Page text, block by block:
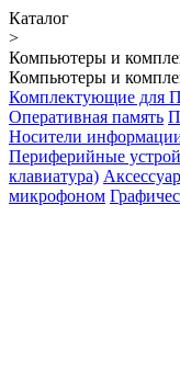
Каталог
>
Компьютеры и
Компьютеры и
Комплектующие для
Оперативная память
Носители
Периферийные
клавиатура)
микрофоном